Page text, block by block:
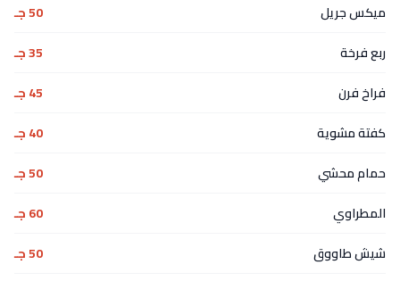
ميكس جريل
50 جـ
ربع فرخة
35 جـ
فراخ فرن
45 جـ
كفتة مشوية
40 جـ
حمام محشي
50 جـ
المطراوي
60 جـ
شيش طاووق
50 جـ